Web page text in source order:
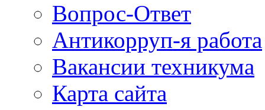
Вопрос-Ответ
Антикорруп-я работа
Вакансии техникума
Карта сайта